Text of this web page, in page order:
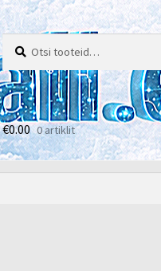
Otsi:
Otsi
€0.00 0 artiklit